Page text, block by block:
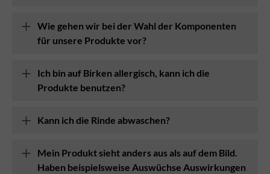
Wie gehen wir bei der Wahl der Komponenten
für unsere Produkte vor?
Ich bin auf Birken allergisch, kann ich die
Produkte benutzen?
Kann ich die Rinde abwaschen?
Mein Produkt sieht anders aus als auf dem Bild.
Haben beispielsweise Auswüchse Auswirkungen